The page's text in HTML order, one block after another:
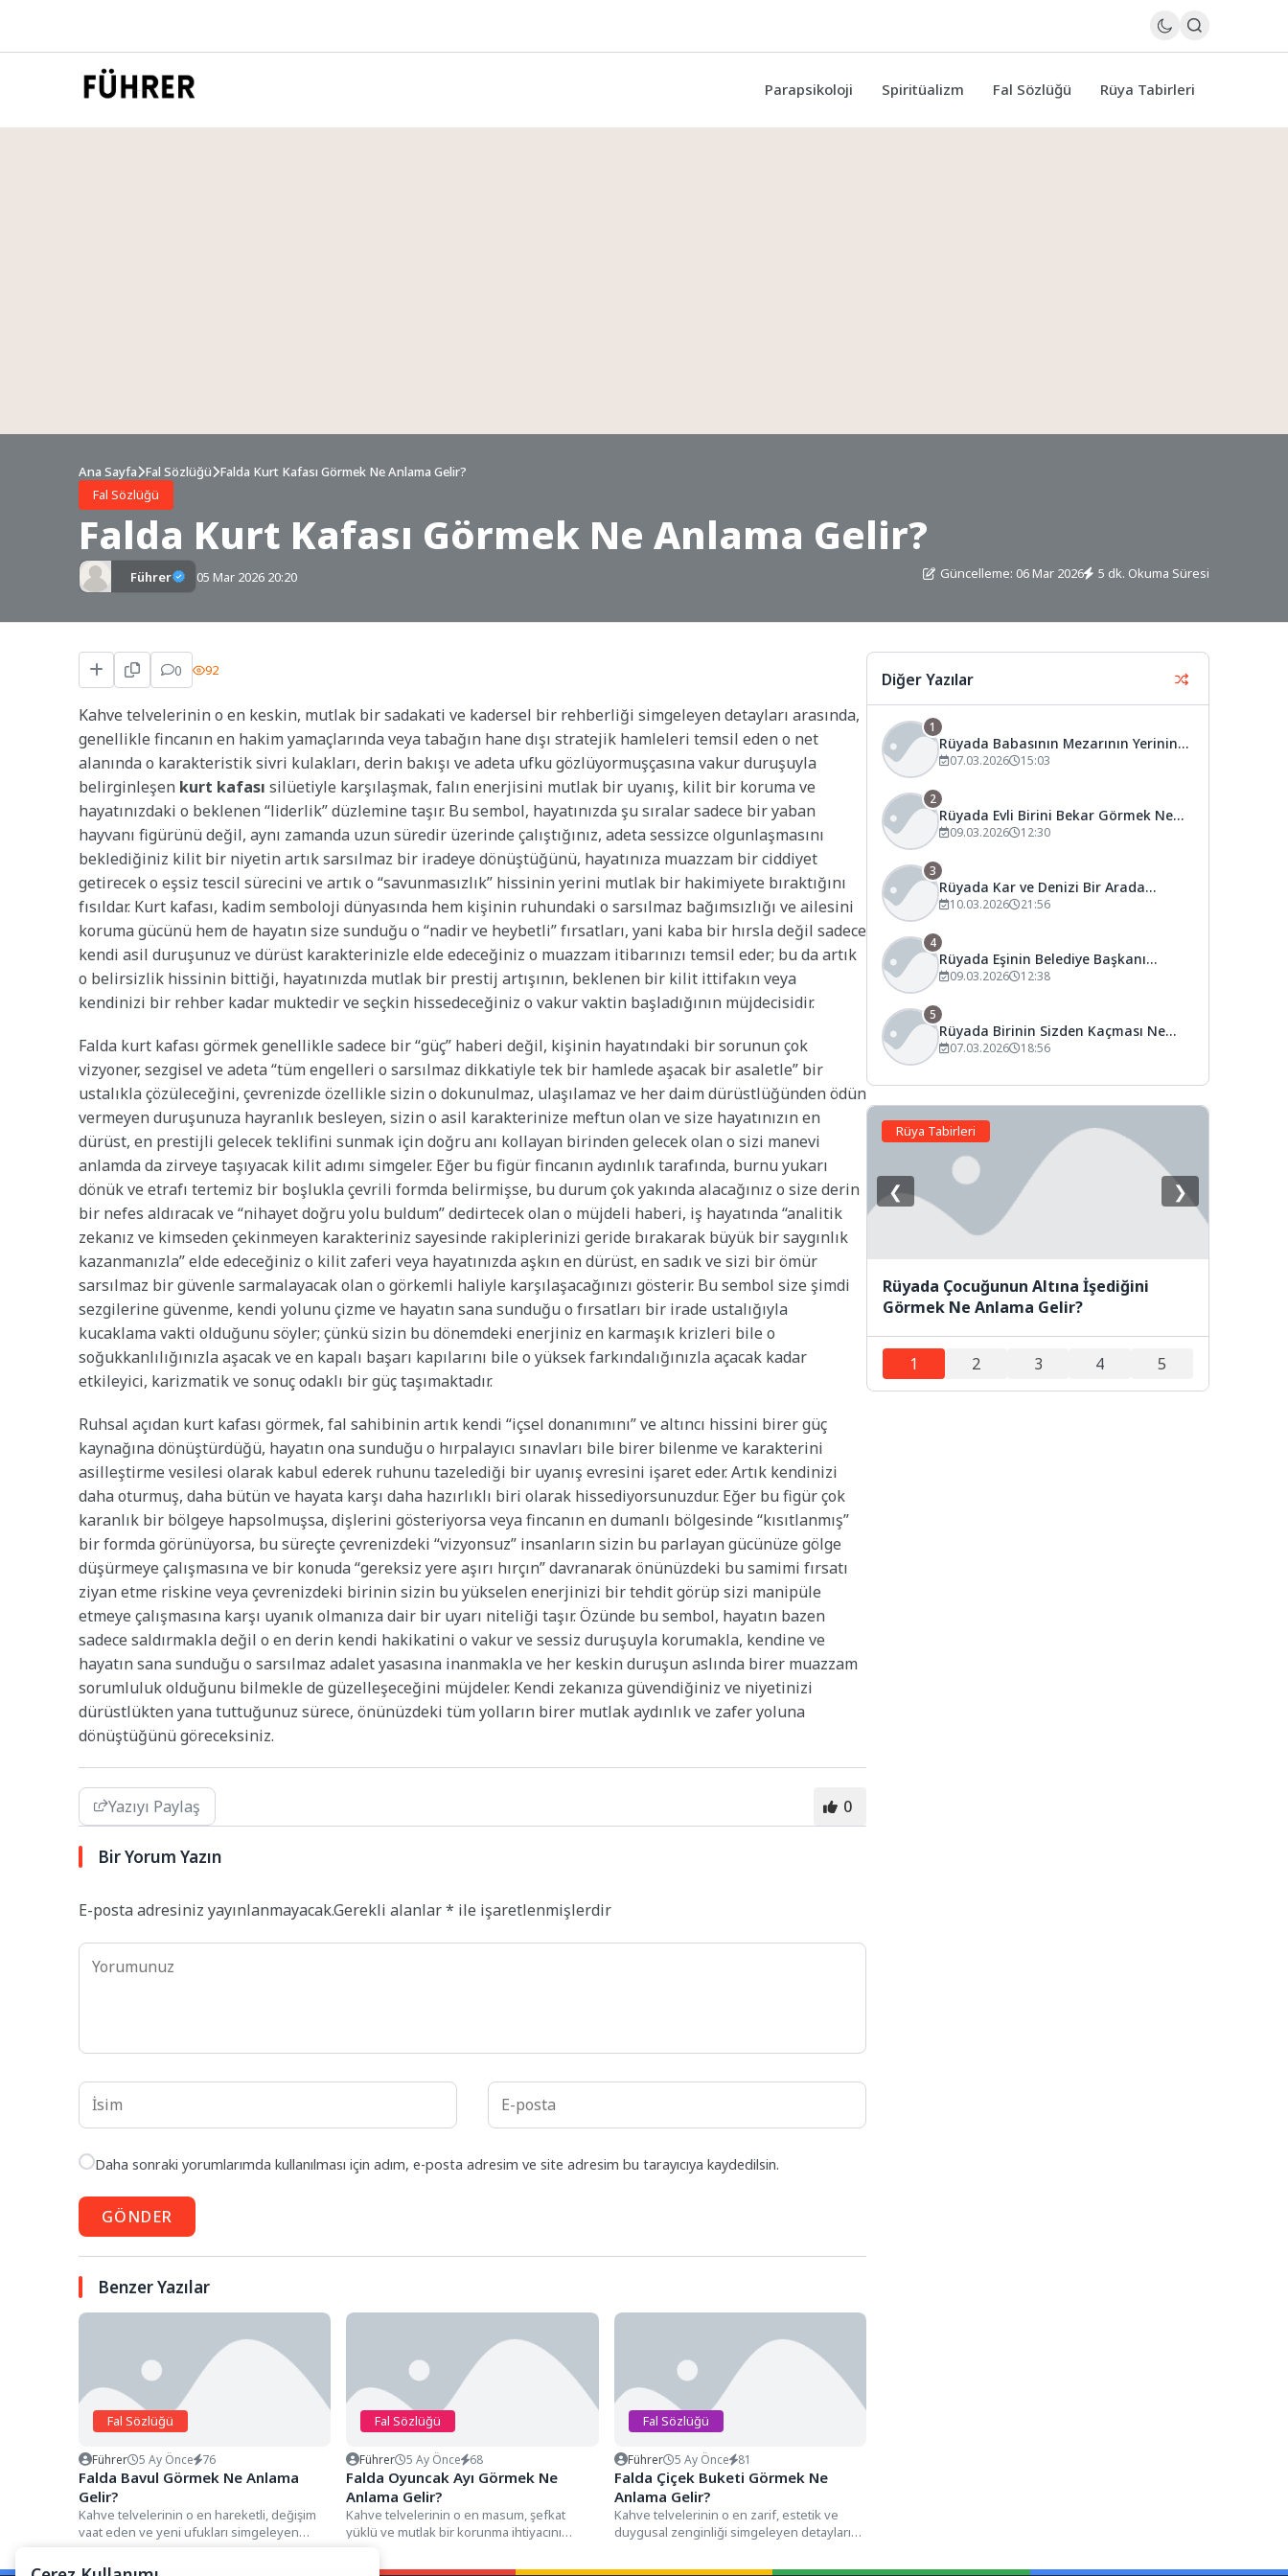
Parapsikoloji Spiritüalizm Fal Sözlüğü Rüya Tabirleri
Ana Sayfa Fal Sözlüğü Falda Kurt Kafası Görmek Ne Anlama Gelir?
Fal Sözlüğü
Falda Kurt Kafası Görmek Ne Anlama Gelir?
Führer 05 Mar 2026 20:20 Güncelleme: 06 Mar 2026 5 dk. Okuma Süresi
0 92
Kahve telvelerinin o en keskin, mutlak bir sadakati ve kadersel bir rehberliği simgeleyen detayları arasında,
genellikle fincanın en hakim yamaçlarında veya tabağın hane dışı stratejik hamleleri temsil eden o net
alanında o karakteristik sivri kulakları, derin bakışı ve adeta ufku gözlüyormuşçasına vakur duruşuyla
belirginleşen kurt kafası silüetiyle karşılaşmak, falın enerjisini mutlak bir uyanış, kilit bir koruma ve
hayatınızdaki o beklenen “liderlik” düzlemine taşır. Bu sembol, hayatınızda şu sıralar sadece bir yaban
hayvanı figürünü değil, aynı zamanda uzun süredir üzerinde çalıştığınız, adeta sessizce olgunlaşmasını
beklediğiniz kilit bir niyetin artık sarsılmaz bir iradeye dönüştüğünü, hayatınıza muazzam bir ciddiyet
getirecek o eşsiz tescil sürecini ve artık o “savunmasızlık” hissinin yerini mutlak bir hakimiyete bıraktığını
fısıldar. Kurt kafası, kadim semboloji dünyasında hem kişinin ruhundaki o sarsılmaz bağımsızlığı ve ailesini
koruma gücünü hem de hayatın size sunduğu o “nadir ve heybetli” fırsatları, yani kaba bir hırsla değil sadece
kendi asil duruşunuz ve dürüst karakterinizle elde edeceğiniz o muazzam itibarınızı temsil eder; bu da artık
o belirsizlik hissinin bittiği, hayatınızda mutlak bir prestij artışının, beklenen bir kilit ittifakın veya
kendinizi bir rehber kadar muktedir ve seçkin hissedeceğiniz o vakur vaktin başladığının müjdecisidir.
Falda kurt kafası görmek genellikle sadece bir “güç” haberi değil, kişinin hayatındaki bir sorunun çok
vizyoner, sezgisel ve adeta “tüm engelleri o sarsılmaz dikkatiyle tek bir hamlede aşacak bir asaletle” bir
ustalıkla çözüleceğini, çevrenizde özellikle sizin o dokunulmaz, ulaşılamaz ve her daim dürüstlüğünden ödün
vermeyen duruşunuza hayranlık besleyen, sizin o asil karakterinize meftun olan ve size hayatınızın en
dürüst, en prestijli gelecek teklifini sunmak için doğru anı kollayan birinden gelecek olan o sizi manevi
anlamda da zirveye taşıyacak kilit adımı simgeler. Eğer bu figür fincanın aydınlık tarafında, burnu yukarı
dönük ve etrafı tertemiz bir boşlukla çevrili formda belirmişse, bu durum çok yakında alacağınız o size derin
bir nefes aldıracak ve “nihayet doğru yolu buldum” dedirtecek olan o müjdeli haberi, iş hayatında “analitik
zekanız ve kimseden çekinmeyen karakteriniz sayesinde rakiplerinizi geride bırakarak büyük bir saygınlık
kazanmanızla” elde edeceğiniz o kilit zaferi veya hayatınızda aşkın en dürüst, en sadık ve sizi bir ömür
sarsılmaz bir güvenle sarmalayacak olan o görkemli haliyle karşılaşacağınızı gösterir. Bu sembol size şimdi
sezgilerine güvenme, kendi yolunu çizme ve hayatın sana sunduğu o fırsatları bir irade ustalığıyla
kucaklama vakti olduğunu söyler; çünkü sizin bu dönemdeki enerjiniz en karmaşık krizleri bile o
soğukkanlılığınızla aşacak ve en kapalı başarı kapılarını bile o yüksek farkındalığınızla açacak kadar
etkileyici, karizmatik ve sonuç odaklı bir güç taşımaktadır.
Ruhsal açıdan kurt kafası görmek, fal sahibinin artık kendi “içsel donanımını” ve altıncı hissini birer güç
kaynağına dönüştürdüğü, hayatın ona sunduğu o hırpalayıcı sınavları bile birer bilenme ve karakterini
asilleştirme vesilesi olarak kabul ederek ruhunu tazelediği bir uyanış evresini işaret eder. Artık kendinizi
daha oturmuş, daha bütün ve hayata karşı daha hazırlıklı biri olarak hissediyorsunuzdur. Eğer bu figür çok
karanlık bir bölgeye hapsolmuşsa, dişlerini gösteriyorsa veya fincanın en dumanlı bölgesinde “kısıtlanmış”
bir formda görünüyorsa, bu süreçte çevrenizdeki “vizyonsuz” insanların sizin bu parlayan gücünüze gölge
düşürmeye çalışmasına ve bir konuda “gereksiz yere aşırı hırçın” davranarak önünüzdeki bu samimi fırsatı
ziyan etme riskine veya çevrenizdeki birinin sizin bu yükselen enerjinizi bir tehdit görüp sizi manipüle
etmeye çalışmasına karşı uyanık olmanıza dair bir uyarı niteliği taşır. Özünde bu sembol, hayatın bazen
sadece saldırmakla değil o en derin kendi hakikatini o vakur ve sessiz duruşuyla korumakla, kendine ve
hayatın sana sunduğu o sarsılmaz adalet yasasına inanmakla ve her keskin duruşun aslında birer muazzam
sorumluluk olduğunu bilmekle de güzelleşeceğini müjdeler. Kendi zekanıza güvendiğiniz ve niyetinizi
dürüstlükten yana tuttuğunuz sürece, önünüzdeki tüm yolların birer mutlak aydınlık ve zafer yoluna
dönüştüğünü göreceksiniz.
Yazıyı Paylaş 0
Bir Yorum Yazın
E-posta adresiniz yayınlanmayacak.Gerekli alanlar* ile işaretlenmişlerdir
Daha sonraki yorumlarımda kullanılması için adım, e-posta adresim ve site adresim bu tarayıcıya kaydedilsin.
GÖNDER
Benzer Yazılar
Fal Sözlüğü
Führer 5 Ay Önce 76
Falda Bavul Görmek Ne Anlama
Gelir?
Kahve telvelerinin o en hareketli, değişim
vaat eden ve yeni ufukları simgeleyen
Fal Sözlüğü
Führer 5 Ay Önce 68
Falda Oyuncak Ayı Görmek Ne
Anlama Gelir?
Kahve telvelerinin o en masum, şefkat
yüklü ve mutlak bir korunma ihtiyacını
Fal Sözlüğü
Führer 5 Ay Önce 81
Falda Çiçek Buketi Görmek Ne
Anlama Gelir?
Kahve telvelerinin o en zarif, estetik ve
duygusal zenginliği simgeleyen detayları
Diğer Yazılar
1
Rüyada Babasının Mezarının Yerinin
Değiştiğini Görmek Ne Anlama Gelir?
07.03.2026 15:03
2
Rüyada Evli Birini Bekar Görmek Ne
Anlama Gelir?
09.03.2026 12:30
3
Rüyada Kar ve Denizi Bir Arada
Görmek Ne Anlama Gelir?
10.03.2026 21:56
4
Rüyada Eşinin Belediye Başkanı
Olduğunu Görmek Ne Anlama Gelir?
09.03.2026 12:38
5
Rüyada Birinin Sizden Kaçması Ne
Anlama Gelir?
07.03.2026 18:56
Rüya Tabirleri
Rüyada Çocuğunun Altına İşediğini
Görmek Ne Anlama Gelir?
❮ ❯
1 2 3 4 5